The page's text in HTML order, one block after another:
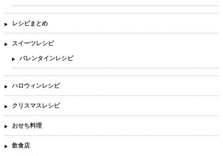
レシピまとめ
スイーツレシピ
バレンタインレシピ
ハロウィンレシピ
クリスマスレシピ
おせち料理
飲食店